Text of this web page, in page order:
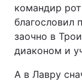
командир
благословил
заочно в
диаконом и
А в Лавру